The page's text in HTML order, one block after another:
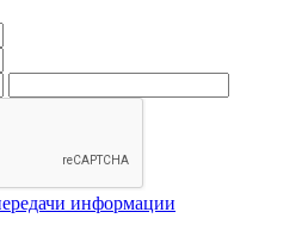
информации